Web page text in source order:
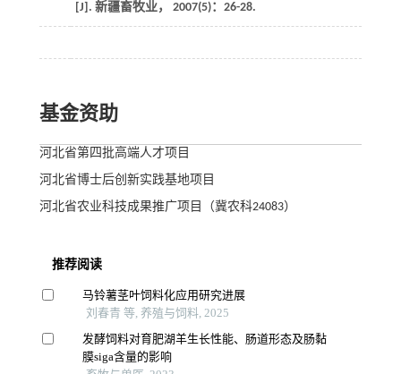
[J]. 新疆畜牧业， 2007(5)：26-28.
基金资助
河北省第四批高端人才项目
河北省博士后创新实践基地项目
河北省农业科技成果推广项目（冀农科24083）